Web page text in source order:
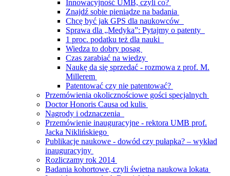
Innowacyjność UMB, czyli co?
Znajdź sobie pieniądze na badania
Chcę być jak GPS dla naukowców
Sprawa dla „Medyka”: Pytajmy o patenty
1 proc. podatku też dla nauki
Wiedza to dobry posag
Czas zarabiać na wiedzy
Naukę da się sprzedać - rozmowa z prof. M.
Millerem
Patentować czy nie patentować?
Przemówienia okolicznościowe gości specjalnych
Doctor Honoris Causa od kulis
Nagrody i odznaczenia
Przemówienie inauguracyjne - rektora UMB prof.
Jacka Niklińskiego
Publikacje naukowe - dowód czy pułapka? – wykład
inauguracyjny
Rozliczamy rok 2014
Badania kohortowe, czyli świetna naukowa lokata